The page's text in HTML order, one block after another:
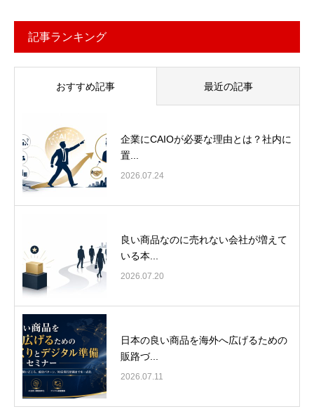
記事ランキング
おすすめ記事 最近の記事
企業にCAIOが必要な理由とは？社内に
置...
2026.07.24
良い商品なのに売れない会社が増えて
いる本...
2026.07.20
日本の良い商品を海外へ広げるための
販路づ...
2026.07.11